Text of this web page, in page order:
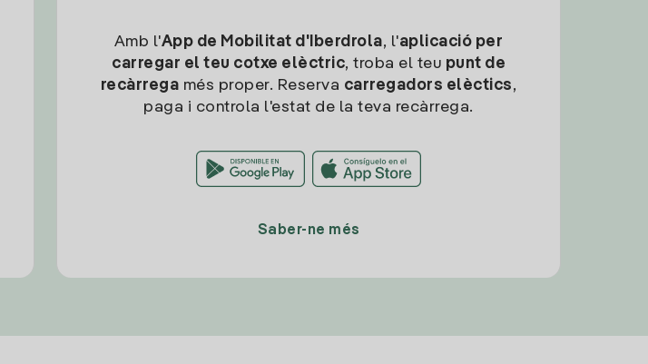
Amb l'App de Mobilitat d'Iberdrola, l'aplicació per
carregar el teu cotxe elèctric, troba el teu punt de
recàrrega més proper. Reserva carregadors elèctics,
paga i controla l'estat de la teva recàrrega.
Saber-ne més